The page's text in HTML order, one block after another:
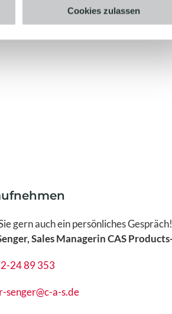
Cookies zulassen
gern auch ein persönliches Gespräch!
Sales Managerin CAS
24 89 353
senger@c-a-s.de